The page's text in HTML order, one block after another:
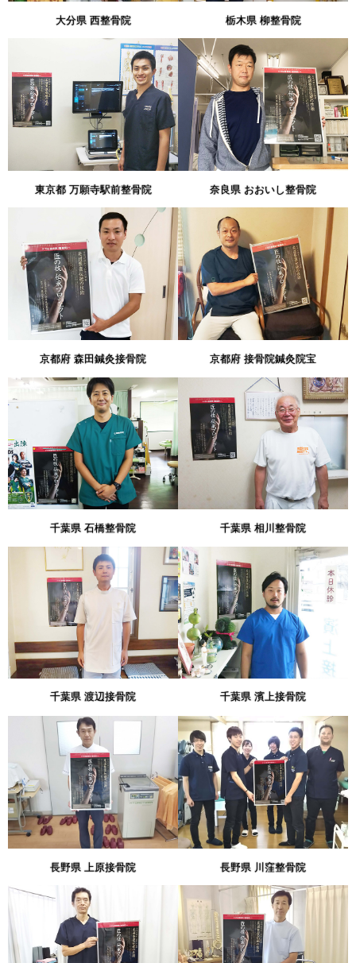
大分県 西整骨院 栃木県 柳整骨院
東京都 万願寺駅前整骨院 奈良県 おおいし整骨院
京都府 森田鍼灸接骨院 京都府 接骨院鍼灸院宝
千葉県 石橋整骨院 千葉県 相川整骨院
千葉県 渡辺接骨院 千葉県 濱上接骨院
長野県 上原接骨院 長野県 川窪整骨院